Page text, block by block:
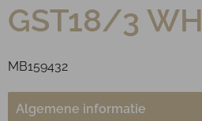
GST18/3 WH
MB159432
Algemene informatie